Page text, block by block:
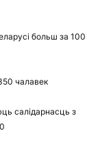
больш за 100
чалавек
салідарнасць з